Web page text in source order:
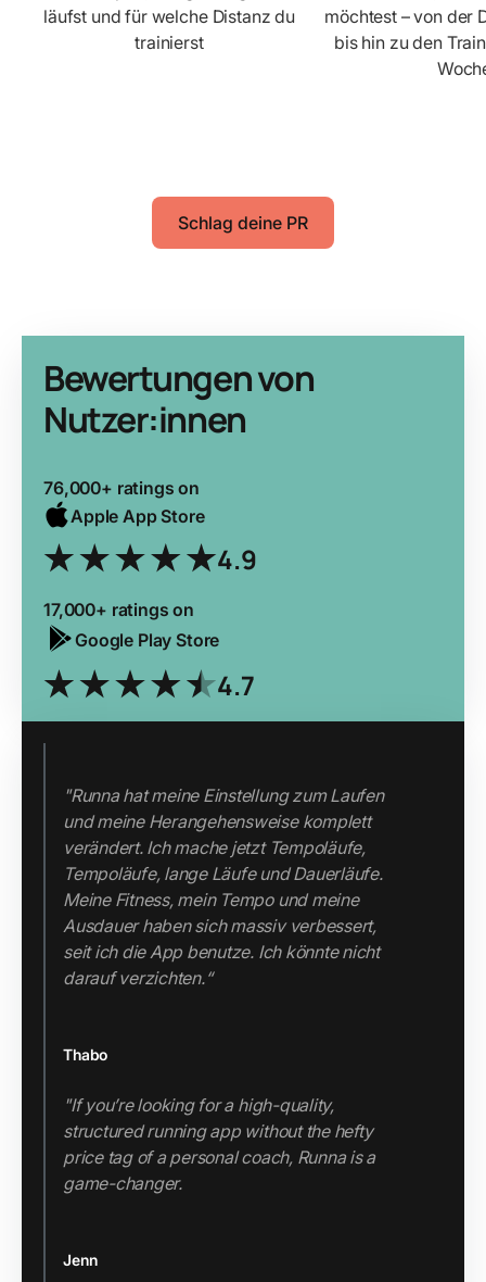
läufst und für welche Distanz du
trainierst
möchtest – von der
bis hin zu den
Schlag deine PR
Bewertungen von
Nutzer:innen
76,000+ ratings on
Apple App Store
4.9
17,000+ ratings on
Google Play Store
4.7
"Runna hat meine Einstellung zum Laufen
und meine Herangehensweise komplett
verändert. Ich mache jetzt Tempoläufe,
Tempoläufe, lange Läufe und Dauerläufe.
Meine Fitness, mein Tempo und meine
Ausdauer haben sich massiv verbessert,
seit ich die App benutze. Ich könnte nicht
darauf verzichten.“
Thabo
"If you’re looking for a high-quality,
structured running app without the hefty
price tag of a personal coach, Runna is a
game-changer.
Jenn